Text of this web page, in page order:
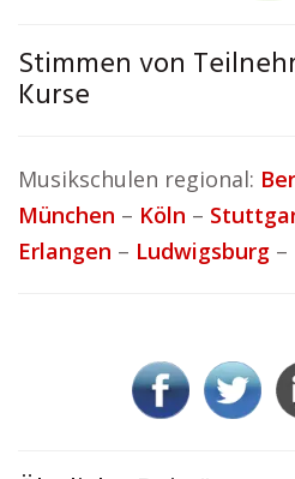
Stimmen von
Kurse
Musikschulen regional:
München – Köln –
Erlangen – Ludwigsburg –